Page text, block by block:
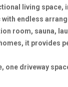
living
endless
room, sauna,
it provides
driveway